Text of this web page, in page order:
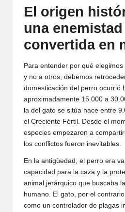
El origen
una enemistad
convertida en
Para entender por qué
y no a otros, debemos
domesticación del perro ocurrió
aproximadamente 15.000 a
la del gato se sitúa hace entre
el Creciente Fértil. Desde el
especies empezaron a
los conflictos fueron inevitables.
En la antigüedad, el perro era
capacidad para la caza y la
animal jerárquico que buscaba
humano. El gato, por el
como un controlador de plagas